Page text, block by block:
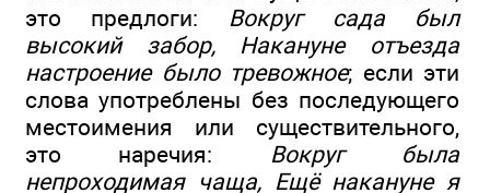
это предлоги: Вокруг сада был
высокий забор, Накануне отъезда
настроение было тревожное; если эти
слова употреблены без последующего
местоимения или существительного,
это наречия: Вокруг была
непроходимая чаща, Ещё накануне я